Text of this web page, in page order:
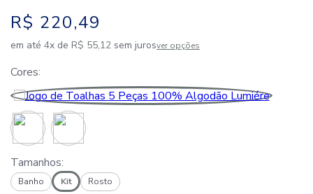
R$ 220,49
em até 4x de R$ 55,12 sem jurosver opções
Cores
Tamanhos:
Banho Kit Rosto